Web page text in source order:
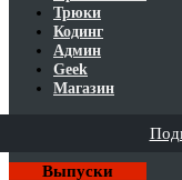
Трюки
Кодинг
Админ
Geek
Магазин
Выпуски